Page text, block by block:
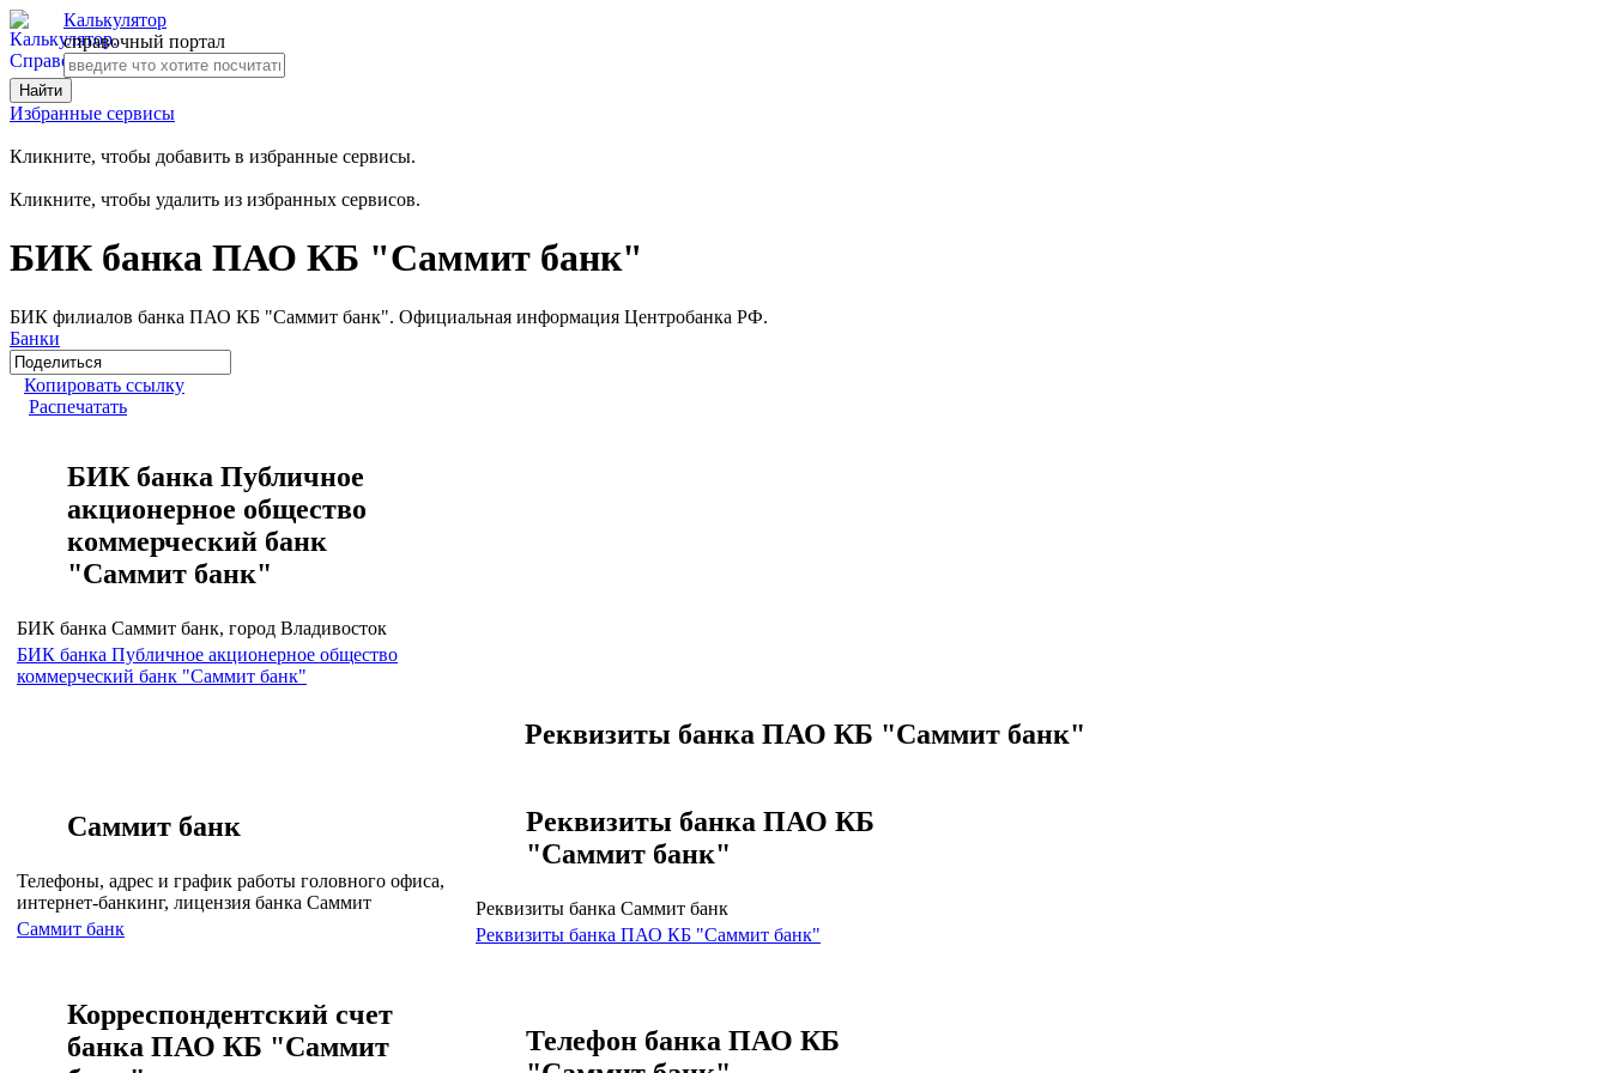
Калькулятор
справочный портал
Избранные сервисы
Кликните, чтобы добавить в избранные сервисы.
Кликните, чтобы удалить из избранных сервисов.
БИК банка ПАО КБ "Саммит банк"
БИК филиалов банка ПАО КБ "Саммит банк". Официальная информация Центробанка РФ.
Банки
Копировать ссылку
Распечатать
БИК банка Публичное
акционерное общество
коммерческий банк
"Саммит банк"
БИК банка Саммит банк, город Владивосток
БИК банка Публичное акционерное общество
коммерческий банк "Саммит банк"
Реквизиты банка ПАО КБ "Саммит банк"
Саммит банк
Телефоны, адрес и график работы головного офиса,
интернет-банкинг, лицензия банка Саммит
Саммит банк
Реквизиты банка ПАО КБ
"Саммит банк"
Реквизиты банка Саммит банк
Реквизиты банка ПАО КБ "Саммит банк"
Корреспондентский счет
банка ПАО КБ "Саммит
Телефон банка ПАО КБ